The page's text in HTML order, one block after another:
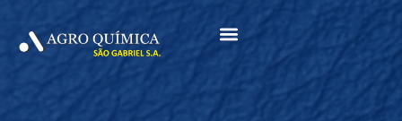
Menu